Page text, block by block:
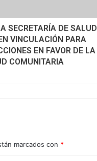
SECRETARÍA DE SALUD
VINCULACIÓN PARA
EN FAVOR DE LA
COMUNITARIA
marcados con *